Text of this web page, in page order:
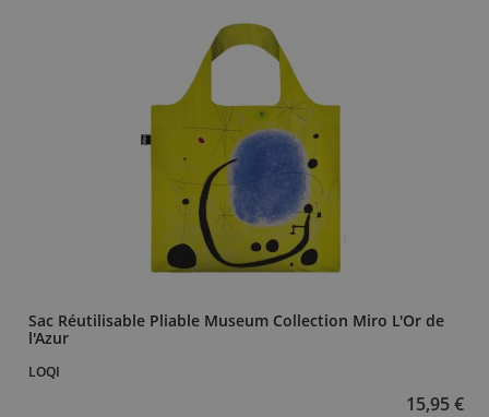
Sac Réutilisable Pliable Museum Collection Miro L'Or de
l'Azur
LOQI
15,95 €